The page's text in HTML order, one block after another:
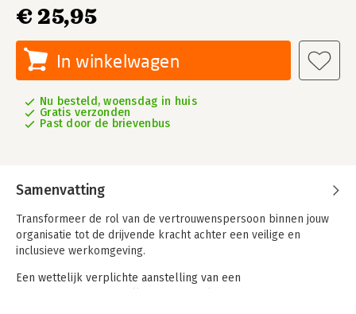
€ 25,95
In winkelwagen
Nu besteld, woensdag in huis
Gratis verzonden
Past door de brievenbus
Samenvatting
Transformeer de rol van de vertrouwenspersoon binnen jouw
organisatie tot de drijvende kracht achter een veilige en
inclusieve werkomgeving.
Een wettelijk verplichte aanstelling van een